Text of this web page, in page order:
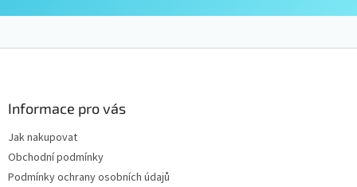
Informace pro vás
Jak nakupovat
Obchodní podmínky
Podmínky ochrany osobních údajů